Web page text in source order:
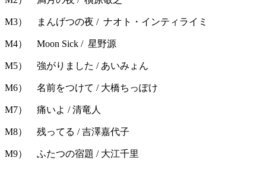
M3） まんげつの夜 / ナオト・インティライミ
M4） Moon Sick / 星野源
M5） 強がりました / あいみょん
M6） 名前をつけて / 大橋ちっぽけ
M7） 痛いよ / 清竜人
M8） 残ってる / 吉澤嘉代子
M9） ふたつの宿題 / 大江千里